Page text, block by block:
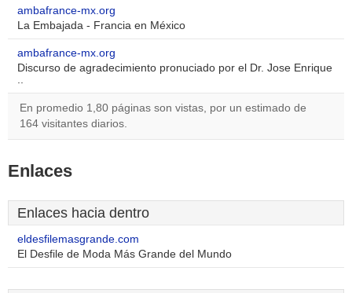
ambafrance-mx.org
La Embajada - Francia en México
ambafrance-mx.org
Discurso de agradecimiento pronuciado por el Dr. Jose Enrique
..
En promedio 1,80 páginas son vistas, por un estimado de
164 visitantes diarios.
Enlaces
Enlaces hacia dentro
eldesfilemasgrande.com
El Desfile de Moda Más Grande del Mundo